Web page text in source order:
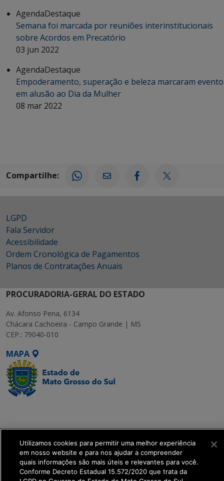
AgendaDestaque
Semana foi marcada por reuniões interinstitucionais
sobre Acordos em Precatório
03 jun 2022
AgendaDestaque
Empoderamento, superação e beleza marcaram evento
em alusão ao Dia da Mulher
08 mar 2022
Compartilhe:
LGPD
Fala Servidor
Acessibilidade
Ordem Cronológica de Pagamentos
Planos de Contratações Anuais
PROCURADORIA-GERAL DO ESTADO
Av. Afonso Pena, 6134
Chácara Cachoeira - Campo Grande | MS
CEP.: 79040-010
MAPA
Transformação Digital
get_footer();
Utilizamos cookies para permitir uma melhor experiência
em nosso website e para nos ajudar a compreender
quais informações são mais úteis e relevantes para você.
Conforme Decreto Estadual 15.572/2020 que trata da